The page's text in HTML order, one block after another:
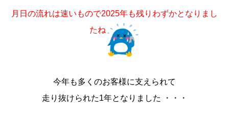
月日の流れは速いもので2025年も残りわずかとなりまし
たね
今年も多くのお客様に支えられて
走り抜けられた1年となりました ・・・